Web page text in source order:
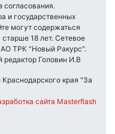
согласования.
и государственных
могут содержаться
18 лет. Сетевое
АО ТРК "Новый Ракурс".
редактор Головин И.В
края "За
сайта Masterflash